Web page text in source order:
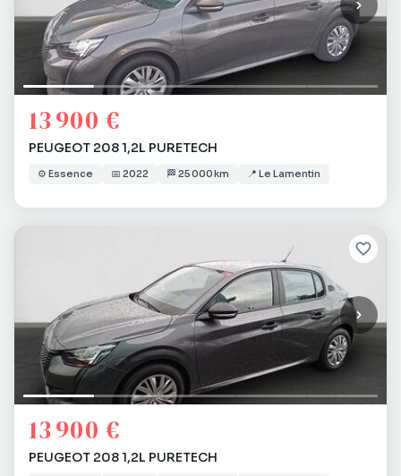
13 900 €
PEUGEOT 208 1,2L PURETECH
⚙️ Essence 📅 2022 🏁 25 000 km 📍 Le Lamentin
13 900 €
PEUGEOT 208 1,2L PURETECH